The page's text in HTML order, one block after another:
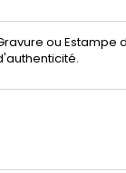
ou Estampe